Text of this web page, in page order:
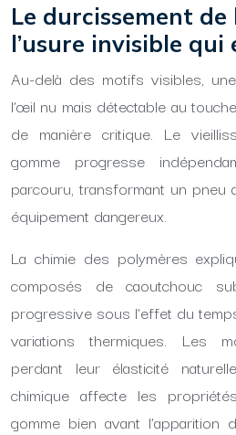
Le durcissement de
l’usure invisible qui
Au-delà des motifs visibles,
l’œil nu mais détectable au
de manière critique. Le
gomme progresse
parcouru, transformant un pneu
équipement dangereux.
La chimie des polymères
composés de caoutchouc
progressive sous l’effet du
variations thermiques. Les
perdant leur élasticité
chimique affecte les
gomme bien avant